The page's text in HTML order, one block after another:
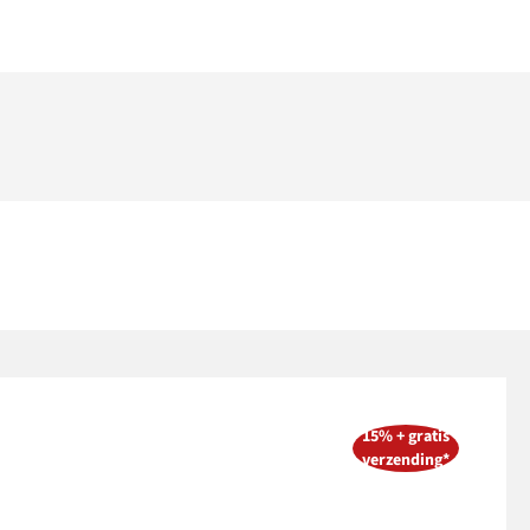
15% + gratis
verzending*